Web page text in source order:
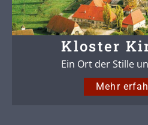
Kloster
Ein Ort der Stille
Mehr